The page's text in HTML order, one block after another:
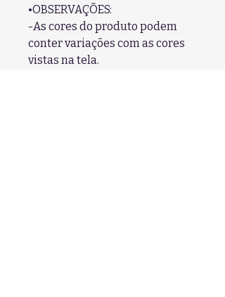
•OBSERVAÇÕES:
-As cores do produto podem
conter variações com as cores
vistas na tela.